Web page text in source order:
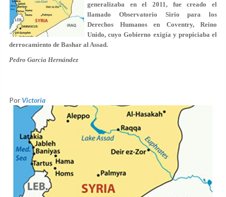
generalizaba en el 2011, fue creado el
llamado Observatorio Sirio para los
Derechos Humanos en Coventry, Reino
Unido, cuyo Gobierno exigía y propiciaba el
derrocamiento de Bashar al Assad.
Pedro García Hernández
Por Victoria